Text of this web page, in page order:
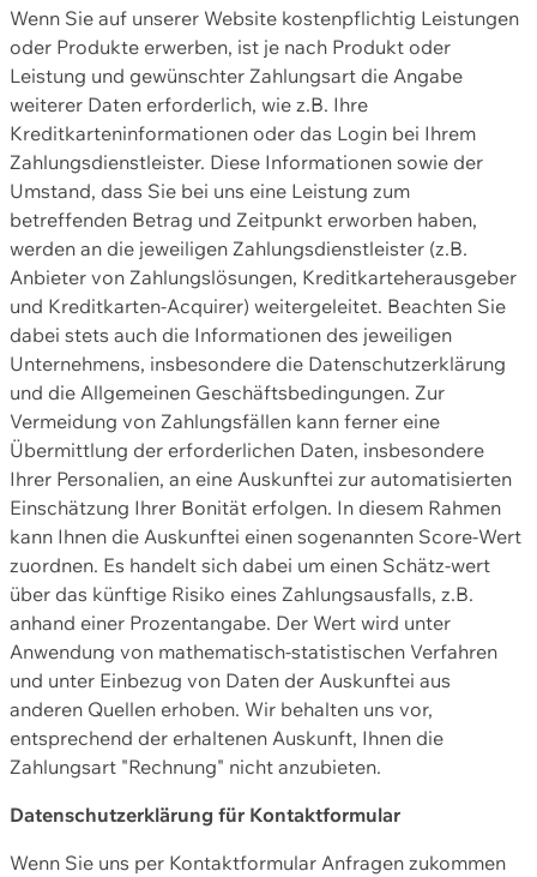
Wenn Sie auf unserer Website kostenpflichtig Leistungen
oder Produkte erwerben, ist je nach Produkt oder
Leistung und gewünschter Zahlungsart die Angabe
weiterer Daten erforderlich, wie z.B. Ihre
Kreditkarteninformationen oder das Login bei Ihrem
Zahlungsdienstleister. Diese Informationen sowie der
Umstand, dass Sie bei uns eine Leistung zum
betreffenden Betrag und Zeitpunkt erworben haben,
werden an die jeweiligen Zahlungsdienstleister (z.B.
Anbieter von Zahlungslösungen, Kreditkarteherausgeber
und Kreditkarten-Acquirer) weitergeleitet. Beachten Sie
dabei stets auch die Informationen des jeweiligen
Unternehmens, insbesondere die Datenschutzerklärung
und die Allgemeinen Geschäftsbedingungen. Zur
Vermeidung von Zahlungsfällen kann ferner eine
Übermittlung der erforderlichen Daten, insbesondere
Ihrer Personalien, an eine Auskunftei zur automatisierten
Einschätzung Ihrer Bonität erfolgen. In diesem Rahmen
kann Ihnen die Auskunftei einen sogenannten Score-Wert
zuordnen. Es handelt sich dabei um einen Schätz-wert
über das künftige Risiko eines Zahlungsausfalls, z.B.
anhand einer Prozentangabe. Der Wert wird unter
Anwendung von mathematisch-statistischen Verfahren
und unter Einbezug von Daten der Auskunftei aus
anderen Quellen erhoben. Wir behalten uns vor,
entsprechend der erhaltenen Auskunft, Ihnen die
Zahlungsart "Rechnung" nicht anzubieten.
Datenschutzerklärung für Kontaktformular
Wenn Sie uns per Kontaktformular Anfragen zukommen